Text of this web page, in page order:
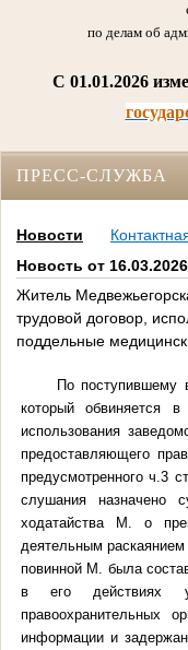
по делам об
C 01.01.2026
ПРЕСС-СЛУЖБА
Новости
Новость от 16.03.2026
Житель
трудовой договор,
поддельные
По поступившему в
который обвиняется
использования
предоставляющего
предусмотренного ч.3
слушания назначено
ходатайства М. о
деятельным
повинной М. была
в его действиях
правоохранительных
информации и